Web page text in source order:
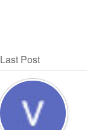
Last Post